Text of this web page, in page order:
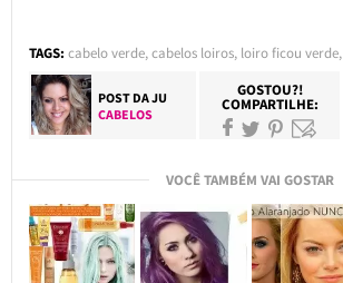
TAGS: cabelo verde,cabelos loiros, loiro ficou verde,
POST DAJU
CABELOS
GOSTOU?!
COMPARTILHE:
VOCÊ TAMBÉM VAI GOSTAR